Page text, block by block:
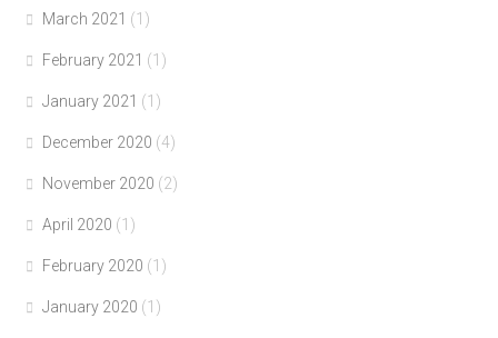
March 2021 (1)
February 2021 (1)
January 2021 (1)
December 2020 (4)
November 2020 (2)
April 2020 (1)
February 2020 (1)
January 2020 (1)